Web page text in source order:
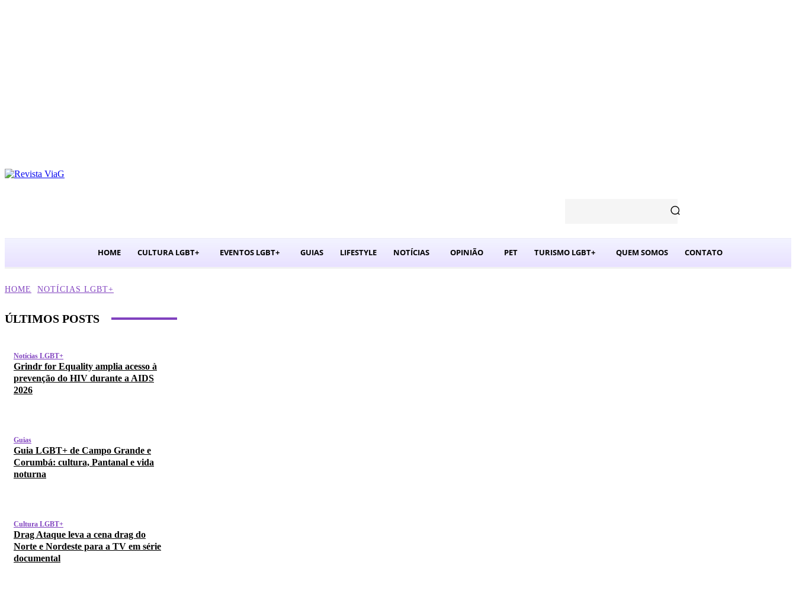
HOME CULTURA LGBT+ EVENTOS LGBT+ GUIAS LIFESTYLE NOTÍCIAS OPINIÃO PET TURISMO LGBT+ QUEM SOMOS CONTATO
HOME NOTÍCIAS LGBT+
ÚLTIMOS POSTS
Notícias LGBT+
Grindr for Equality amplia acesso à
prevenção do HIV durante a AIDS
2026
Guias
Guia LGBT+ de Campo Grande e
Corumbá: cultura, Pantanal e vida
noturna
Cultura LGBT+
Drag Ataque leva a cena drag do
Norte e Nordeste para a TV em série
documental